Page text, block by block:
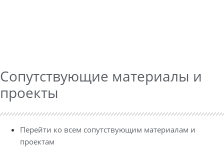
Сопутствующие материалы и
проекты
Перейти ко всем сопутствующим материалам и
проектам